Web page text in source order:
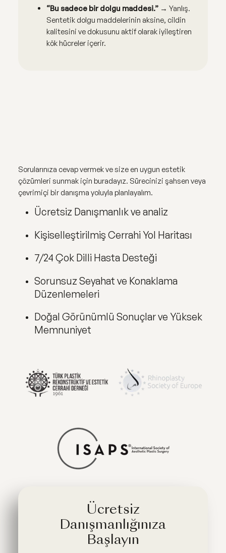
“Bu sadece bir dolgu maddesi.”→ Yanlış.
Sentetik dolgu maddelerinin aksine, cildin
kalitesini ve dokusunu aktif olarak iyileştiren
kök hücreler içerir.
Sorularınıza cevap vermek ve size en uygun estetik
çözümleri sunmak için buradayız. Sürecinizi şahsen veya
çevrimiçi bir danışma yoluyla planlayalım.
Ücretsiz Danışmanlık ve analiz
Kişiselleştirilmiş Cerrahi Yol Haritası
7/24 Çok Dilli Hasta Desteği
Sorunsuz Seyahat ve Konaklama
Düzenlemeleri
Doğal Görünümlü Sonuçlar ve Yüksek
Memnuniyet
Ücretsiz
Danışmanlığınıza
Başlayın